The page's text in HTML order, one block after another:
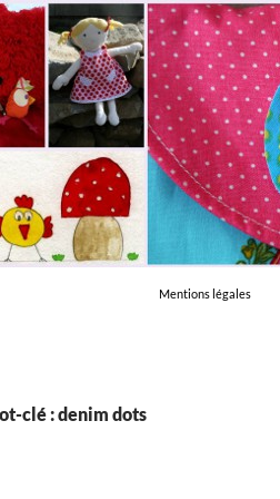
Mentions légales
clé : denim dots